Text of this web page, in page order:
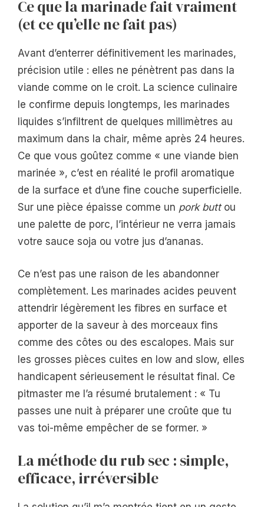
Ce que la marinade fait vraiment
(et ce qu’elle ne fait pas)
Avant d’enterrer définitivement les marinades,
précision utile : elles ne pénètrent pas dans la
viande comme on le croit. La science culinaire
le confirme depuis longtemps, les marinades
liquides s’infiltrent de quelques millimètres au
maximum dans la chair, même après 24 heures.
Ce que vous goûtez comme « une viande bien
marinée », c’est en réalité le profil aromatique
de la surface et d’une fine couche superficielle.
Sur une pièce épaisse comme un pork buttou
une palette de porc, l’intérieur ne verra jamais
votre sauce soja ou votre jus d’ananas.
Ce n’est pas une raison de les abandonner
complètement. Les marinades acides peuvent
attendrir légèrement les fibres en surface et
apporter de la saveur à des morceaux fins
comme des côtes ou des escalopes. Mais sur
les grosses pièces cuites en low and slow, elles
handicapent sérieusement le résultat final. Ce
pitmaster me l’a résumé brutalement : « Tu
passes une nuit à préparer une croûte que tu
vas toi-même empêcher de se former. »
La méthode du rub sec : simple,
efficace, irréversible